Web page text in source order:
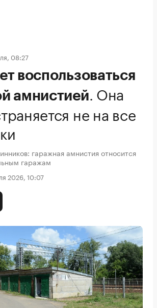
08:27
воспользоваться
амнистией Она
не на все
гаражная амнистия относится
гаражам
2026, 10:07